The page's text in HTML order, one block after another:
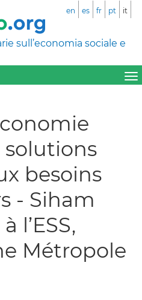
sull’economia sociale e
en es fr pt it
solutions
besoins
- Siham
l’ESS,
Métropole